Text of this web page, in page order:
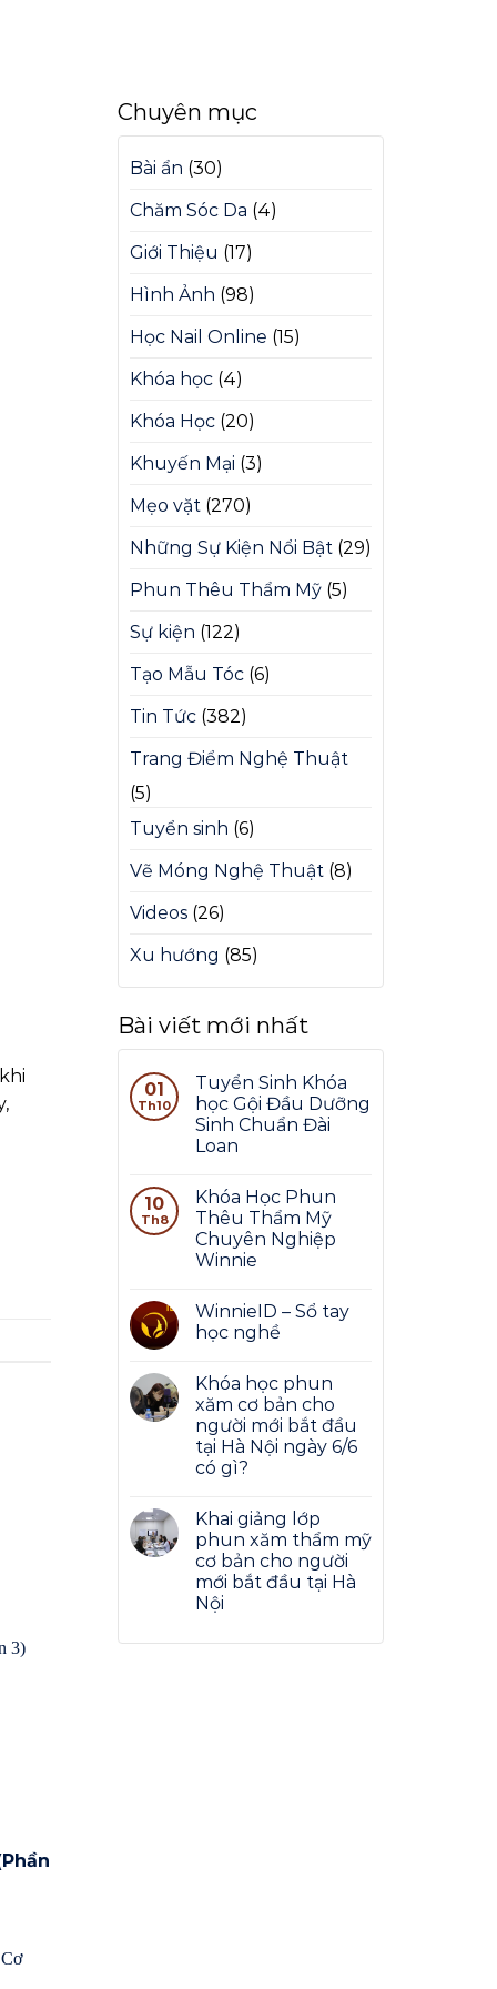
Chuyên mục
Bài ẩn (30)
Chăm Sóc Da (4)
Giới Thiệu (17)
Hình Ảnh (98)
Học Nail Online (15)
Khóa học (4)
Khóa Học (20)
Khuyến Mại (3)
Mẹo vặt (270)
Những Sự Kiện Nổi Bật (29)
Phun Thêu Thẩm Mỹ (5)
Sự kiện (122)
Tạo Mẫu Tóc (6)
Tin Tức (382)
Trang Điểm Nghệ Thuật
(5)
Tuyển sinh (6)
Vẽ Móng Nghệ Thuật (8)
Videos (26)
Xu hướng (85)
Bài viết mới nhất
01
Th10
Tuyển Sinh Khóa
học Gội Đầu Dưỡng
Sinh Chuẩn Đài
Loan
10
Th8
Khóa Học Phun
Thêu Thẩm Mỹ
Chuyên Nghiệp
Winnie
WinnieID – Sổ tay
học nghề
Khóa học phun
xăm cơ bản cho
người mới bắt đầu
tại Hà Nội ngày 6/6
có gì?
Khai giảng lớp
phun xăm thẩm mỹ
cơ bản cho người
mới bắt đầu tại Hà
Nội